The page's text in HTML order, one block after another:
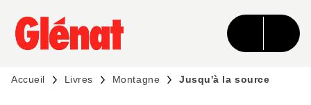
MENU RECHERCHE CONTENU
PIED DE PAGE
Accueil Livres Montagne Jusqu'à la source